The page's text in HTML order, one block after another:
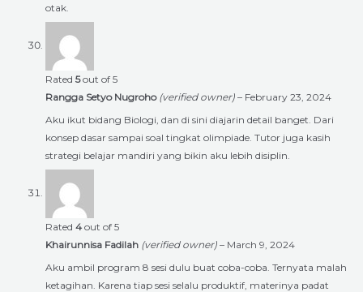
otak.
Rated 5out of 5
Rangga Setyo Nugroho (verified owner) – February 23, 2024
Aku ikut bidang Biologi, dan di sini diajarin detail banget. Dari
konsep dasar sampai soal tingkat olimpiade. Tutor juga kasih
strategi belajar mandiri yang bikin aku lebih disiplin.
Rated 4 out of 5
Khairunnisa Fadilah (verified owner) – March 9, 2024
Aku ambil program 8 sesi dulu buat coba-coba. Ternyata malah
ketagihan. Karena tiap sesi selalu produktif, materinya padat